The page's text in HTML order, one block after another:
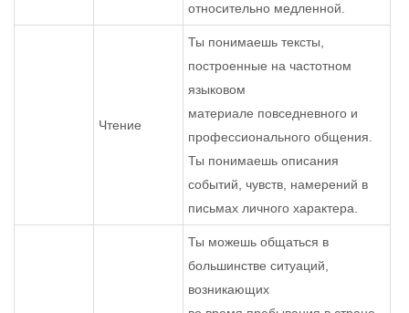
относительно медленной.
Чтение
Ты понимаешь тексты,
построенные на частотном
языковом
материале повседневного и
профессионального общения.
Ты понимаешь описания
событий, чувств, намерений в
письмах личного характера.
Ты можешь общаться в
большинстве ситуаций,
возникающих